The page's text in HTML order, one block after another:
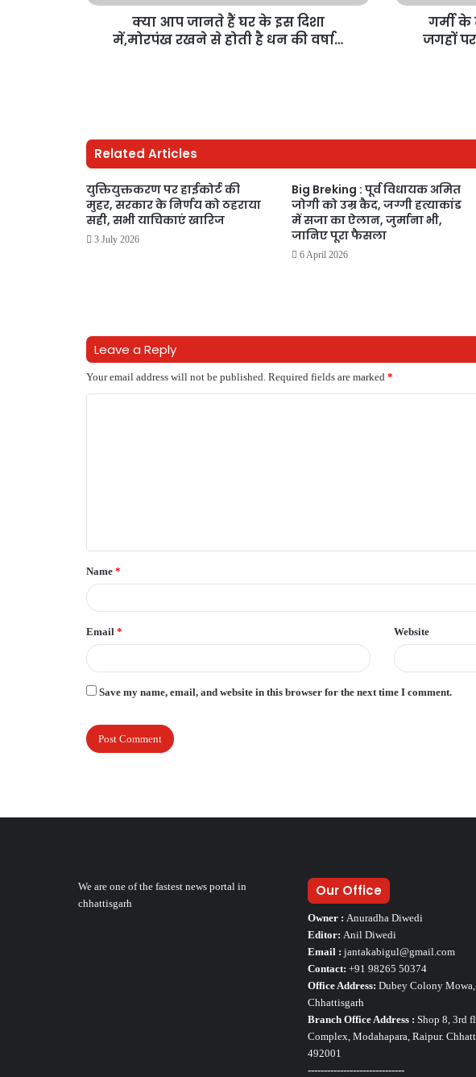
क्या आप जानते हैं घर के इस दिशा
में,मोरपंख रखने से होती है धन की वर्षा…
गर्मी
जगहों
Related Articles
युक्तियुक्तकरण पर हाईकोर्ट की
मुहर, सरकार के निर्णय को ठहराया
सही, सभी याचिकाएं खारिज
3 July 2026
Big Breking : पूर्व विधायक अमित
जोगी को उम्र कैद, जग्गी हत्याकांड
में सजा का ऐलान, जुर्माना भी,
जानिए पूरा फैसला
6 April 2026
Leave a Reply
Your email address will not be published. Required fields are marked *
t
*
Name *
Email * Website
Save my name, email, and website in this browser for the next time I comment.
We are one of the fastest news portal in
chhattisgarh
Our Office
Owner : Anuradha Diwedi
Editor: Anil Diwedi
Email : jantakabigul@gmail.com
Contact: +91 98265 50374
Office Address: Dubey Colony
Chhattisgarh
Branch Office Address : Shop 8, 3rd
Complex, Modahapara, Raipur.
492001
------------------------------